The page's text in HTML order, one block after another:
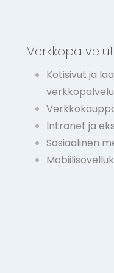
Verkkopalvelut
Kotisivut ja
Intranet ja
Sosiaalinen